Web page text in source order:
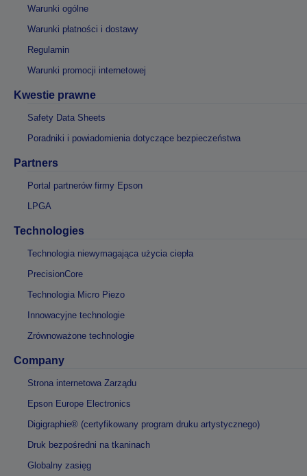
Warunki ogólne
Warunki płatności i dostawy
Regulamin
Warunki promocji internetowej
Kwestie prawne
Safety Data Sheets
Poradniki i powiadomienia dotyczące bezpieczeństwa
Partners
Portal partnerów firmy Epson
LPGA
Technologies
Technologia niewymagająca użycia ciepła
PrecisionCore
Technologia Micro Piezo
Innowacyjne technologie
Zrównoważone technologie
Company
Strona internetowa Zarządu
Epson Europe Electronics
Digigraphie® (certyfikowany program druku artystycznego)
Druk bezpośredni na tkaninach
Globalny zasięg